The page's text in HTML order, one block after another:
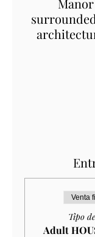
Venta
Tipo
Adult